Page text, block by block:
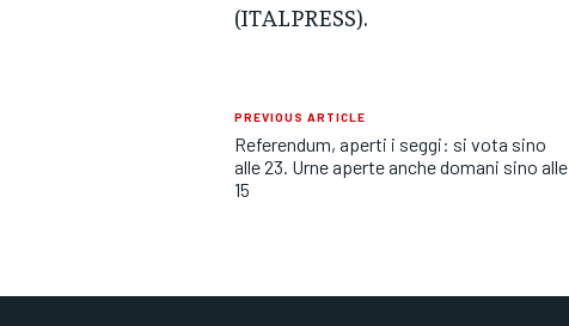
(ITALPRESS).
PREVIOUS ARTICLE
Referendum, aperti i seggi: si vota sino
alle 23. Urne aperte anche domani sino alle
15